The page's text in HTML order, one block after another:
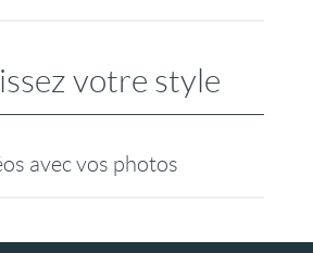
votre style
avec vos photos